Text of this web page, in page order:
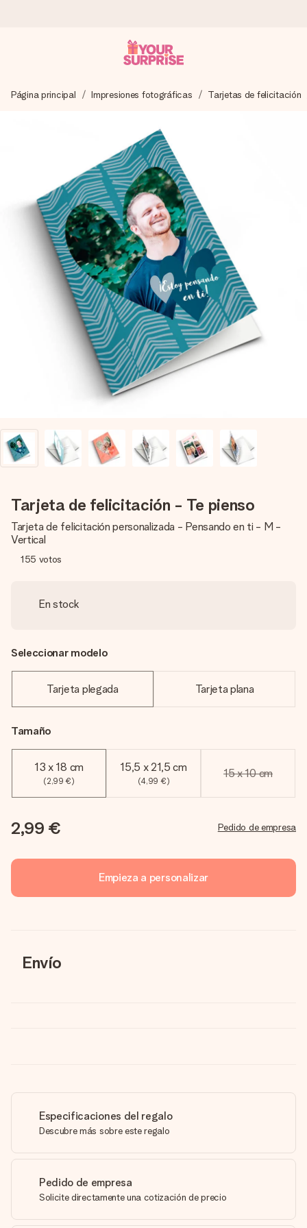
Preparamos tu regalo con cuidado y lo enviamos al vuelo,
4,5 (basado en +15.000 opiniones)
Nuestros regalos inspiran. Los clientes nos dan un 4,5 en
Google Reviews.
Tarjeta de felicitación gratuita
Crea algo único en pocos pasos – con su nombre, tu foto o
un mensaje que llegue al corazón. Sin complicaciones, solo
todo el amor para el momento.
Página principal Impresiones fotográficas Tarjetas de felicitación
Tarjeta de felicitación - Te pienso
Tarjeta de felicitación personalizada - Pensando en ti - M -
Vertical
155 votos
En stock
Seleccionar modelo
Tarjeta plegada Tarjeta plana
Tamaño
13 x 18 cm
(2,99 €)
15,5 x 21,5 cm
(4,99 €)
15 x 10 cm
2,99 € Pedido de empresa
Empieza a personalizar
Envío
Especificaciones del regalo
Descubre más sobre este regalo
Pedido de empresa
Solicite directamente una cotización de precio